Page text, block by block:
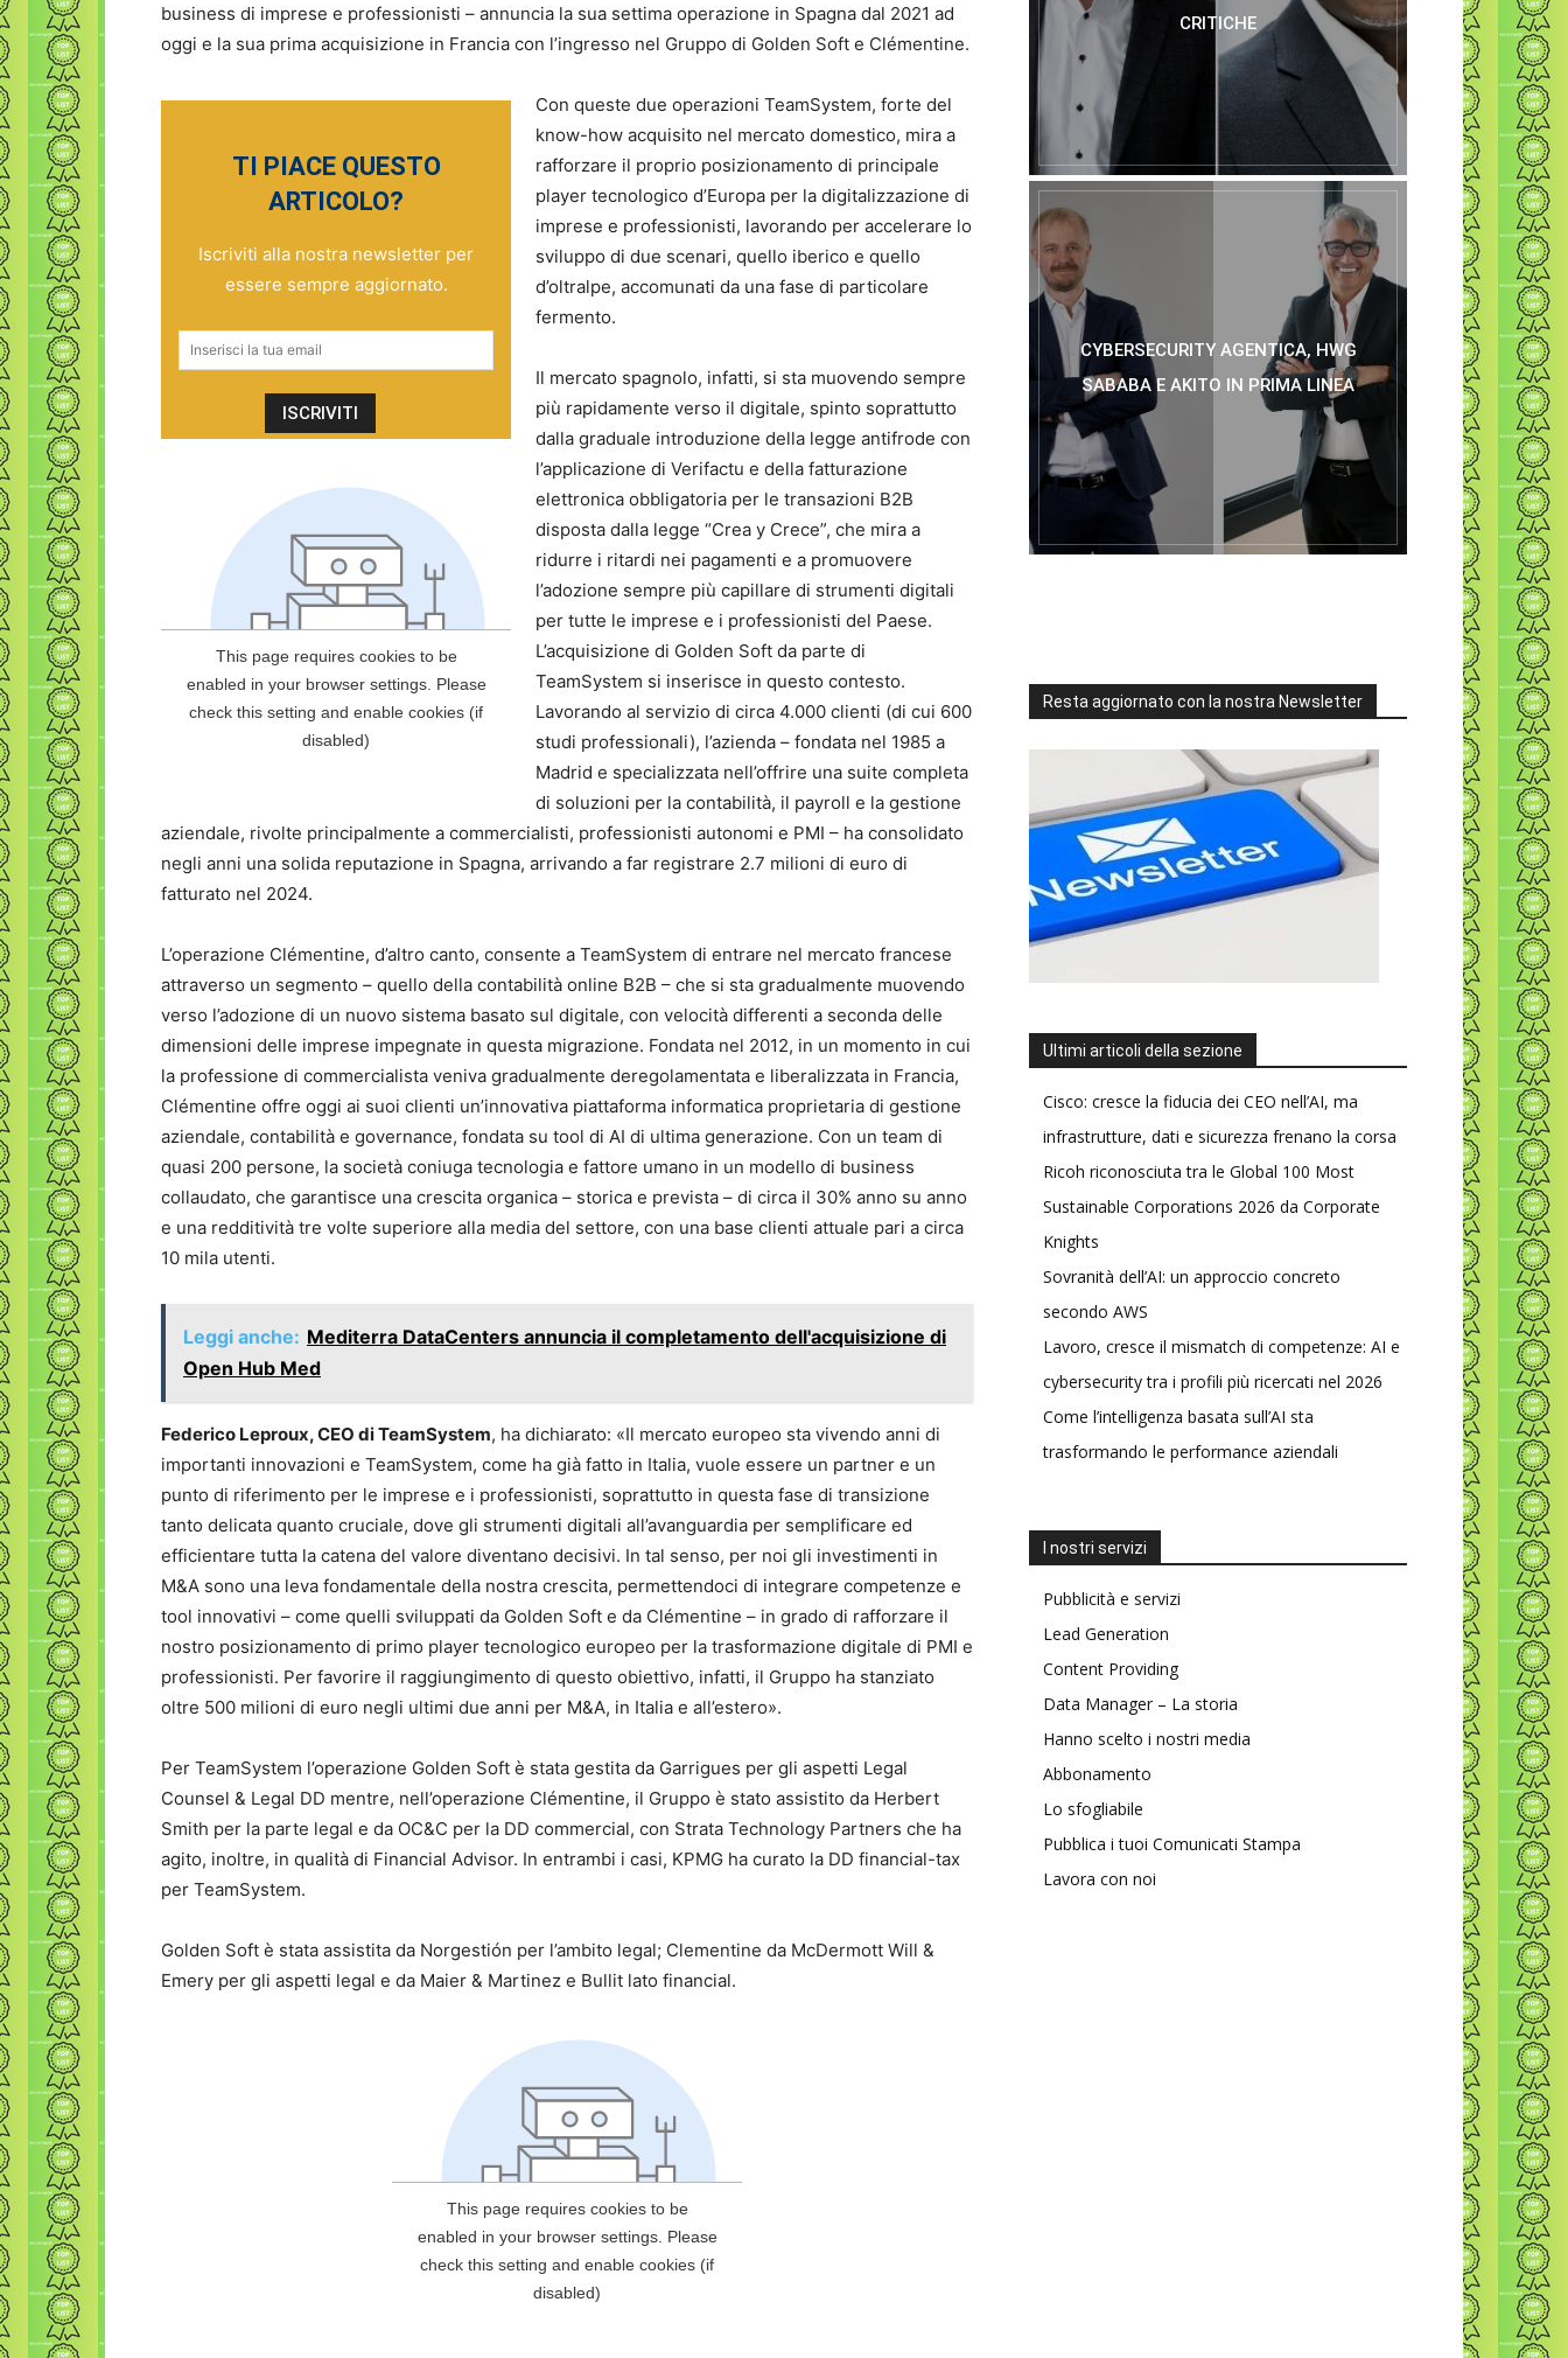
business di imprese e professionisti – annuncia la sua settima operazione in Spagna dal 2021 ad
oggi e la sua prima acquisizione in Francia con l’ingresso nel Gruppo di Golden Soft e Clémentine.
TI PIACE QUESTO
ARTICOLO?
Iscriviti alla nostra newsletter per
essere sempre aggiornato.
Con queste due operazioni TeamSystem, forte del
know-how acquisito nel mercato domestico, mira a
rafforzare il proprio posizionamento di principale
player tecnologico d’Europa per la digitalizzazione di
imprese e professionisti, lavorando per accelerare lo
sviluppo di due scenari, quello iberico e quello
d’oltralpe, accomunati da una fase di particolare
fermento.
Il mercato spagnolo, infatti, si sta muovendo sempre
più rapidamente verso il digitale, spinto soprattutto
dalla graduale introduzione della legge antifrode con
l’applicazione di Verifactu e della fatturazione
elettronica obbligatoria per le transazioni B2B
disposta dalla legge “Crea y Crece”, che mira a
ridurre i ritardi nei pagamenti e a promuovere
l’adozione sempre più capillare di strumenti digitali
per tutte le imprese e i professionisti del Paese.
L’acquisizione di Golden Soft da parte di
TeamSystem si inserisce in questo contesto.
Lavorando al servizio di circa 4.000 clienti (di cui 600
studi professionali), l’azienda – fondata nel 1985 a
Madrid e specializzata nell’offrire una suite completa
di soluzioni per la contabilità, il payroll e la gestione
aziendale, rivolte principalmente a commercialisti, professionisti autonomi e PMI – ha consolidato
negli anni una solida reputazione in Spagna, arrivando a far registrare 2.7 milioni di euro di
fatturato nel 2024.
L’operazione Clémentine, d’altro canto, consente a TeamSystem di entrare nel mercato francese
attraverso un segmento – quello della contabilità online B2B – che si sta gradualmente muovendo
verso l’adozione di un nuovo sistema basato sul digitale, con velocità differenti a seconda delle
dimensioni delle imprese impegnate in questa migrazione. Fondata nel 2012, in un momento in cui
la professione di commercialista veniva gradualmente deregolamentata e liberalizzata in Francia,
Clémentine offre oggi ai suoi clienti un’innovativa piattaforma informatica proprietaria di gestione
aziendale, contabilità e governance, fondata su tool di AI di ultima generazione. Con un team di
quasi 200 persone, la società coniuga tecnologia e fattore umano in un modello di business
collaudato, che garantisce una crescita organica – storica e prevista – di circa il 30% anno su anno
e una redditività tre volte superiore alla media del settore, con una base clienti attuale pari a circa
10 mila utenti.
Leggi anche: Mediterra DataCenters annuncia il completamento dell'acquisizione di
Open Hub Med
Federico Leproux, CEO di TeamSystem, ha dichiarato: «Il mercato europeo sta vivendo anni di
importanti innovazioni e TeamSystem, come ha già fatto in Italia, vuole essere un partner e un
punto di riferimento per le imprese e i professionisti, soprattutto in questa fase di transizione
tanto delicata quanto cruciale, dove gli strumenti digitali all’avanguardia per semplificare ed
efficientare tutta la catena del valore diventano decisivi. In tal senso, per noi gli investimenti in
M&A sono una leva fondamentale della nostra crescita, permettendoci di integrare competenze e
tool innovativi – come quelli sviluppati da Golden Soft e da Clémentine – in grado di rafforzare il
nostro posizionamento di primo player tecnologico europeo per la trasformazione digitale di PMI e
professionisti. Per favorire il raggiungimento di questo obiettivo, infatti, il Gruppo ha stanziato
oltre 500 milioni di euro negli ultimi due anni per M&A, in Italia e all’estero».
Per TeamSystem l’operazione Golden Soft è stata gestita da Garrigues per gli aspetti Legal
Counsel & Legal DD mentre, nell’operazione Clémentine, il Gruppo è stato assistito da Herbert
Smith per la parte legal e da OC&C per la DD commercial, con Strata Technology Partners che ha
agito, inoltre, in qualità di Financial Advisor. In entrambi i casi, KPMG ha curato la DD financial-tax
per TeamSystem.
Golden Soft è stata assistita da Norgestión per l’ambito legal; Clementine da McDermott Will &
Emery per gli aspetti legal e da Maier & Martinez e Bullit lato financial.
CRITICHE
CYBERSECURITY AGENTICA, HWG
SABABA E AKITO IN PRIMA LINEA
Resta aggiornato con la nostra Newsletter
Ultimi articoli della sezione
Cisco: cresce la fiducia dei CEO nell’AI, ma
infrastrutture, dati e sicurezza frenano la corsa
Ricoh riconosciuta tra le Global 100 Most
Sustainable Corporations 2026 da Corporate
Knights
Sovranità dell’AI: un approccio concreto
secondo AWS
Lavoro, cresce il mismatch di competenze: AI e
cybersecurity tra i profili più ricercati nel 2026
Come l’intelligenza basata sull’AI sta
trasformando le performance aziendali
I nostri servizi
Pubblicità e servizi
Lead Generation
Content Providing
Data Manager – La storia
Hanno scelto i nostri media
Abbonamento
Lo sfogliabile
Pubblica i tuoi Comunicati Stampa
Lavora con noi